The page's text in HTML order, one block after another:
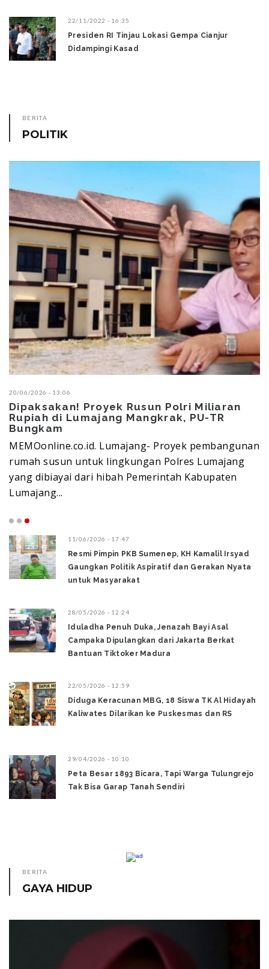
22/11/2022 - 16:35
Presiden RI Tinjau Lokasi Gempa Cianjur
Didampingi Kasad
BERITA
POLITIK
20/06/2026 - 13:06
Dipaksakan! Proyek Rusun Polri Miliaran
Rupiah di Lumajang Mangkrak, PU-TR
Bungkam
MEMOonline.co.id. Lumajang- Proyek pembangunan
rumah susun untuk lingkungan Polres Lumajang
yang dibiayai dari hibah Pemerintah Kabupaten
Lumajang...
11/06/2026 - 17:47
Resmi Pimpin PKB Sumenep, KH Kamalil Irsyad
Gaungkan Politik Aspiratif dan Gerakan Nyata
untuk Masyarakat
28/05/2026 - 12:24
Iduladha Penuh Duka, Jenazah Bayi Asal
Campaka Dipulangkan dari Jakarta Berkat
Bantuan Tiktoker Madura
22/05/2026 - 12:59
Diduga Keracunan MBG, 18 Siswa TK Al Hidayah
Kaliwates Dilarikan ke Puskesmas dan RS
29/04/2026 - 10:10
Peta Besar 1893 Bicara, Tapi Warga Tulungrejo
Tak Bisa Garap Tanah Sendiri
BERITA
GAYA HIDUP